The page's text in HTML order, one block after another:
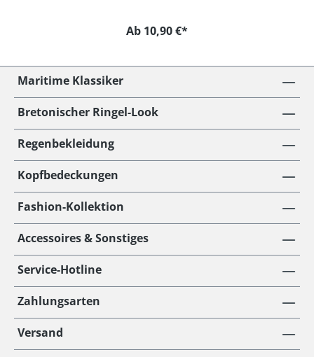
Ab 10,90 €*
Maritime Klassiker
Bretonischer Ringel-Look
Regenbekleidung
Kopfbedeckungen
Fashion-Kollektion
Accessoires & Sonstiges
Service-Hotline
Zahlungsarten
Versand